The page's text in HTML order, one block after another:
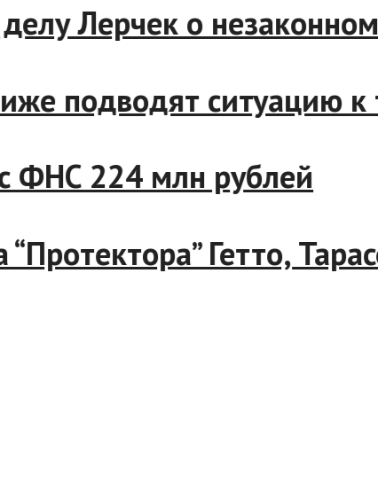
делу Лерчек о
подводят
с ФНС 224 млн рублей
“Протектора” Гетто,